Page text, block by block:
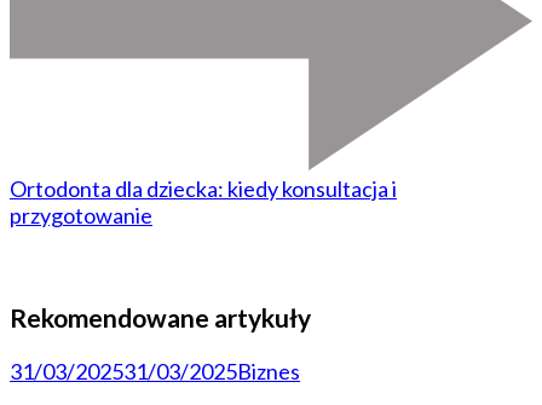
Ortodonta dla dziecka: kiedy konsultacja i
przygotowanie
Rekomendowane artykuły
31/03/202531/03/2025Biznes